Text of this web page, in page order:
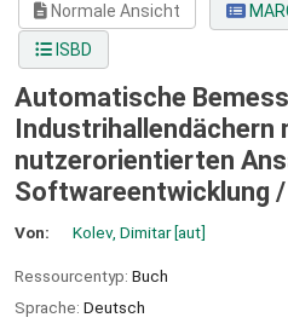
Normale Ansicht
ISBD
Automatische
Industrihallendächern
nutzerorientierten
Softwareentwicklung /
Von: Kolev, Dimitar[aut]
Ressourcentyp: Buch
Sprache: Deutsch